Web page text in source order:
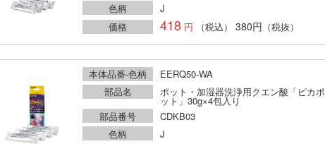
色柄
J
価格
418 （税込） 380円 （税抜）
本体品番-色柄
EERQ50-WA
部品名
ポット・加湿器洗浄用クエン酸「ピカポ
ット」30g×4包入り
部品番号
CDKB03
色柄
J